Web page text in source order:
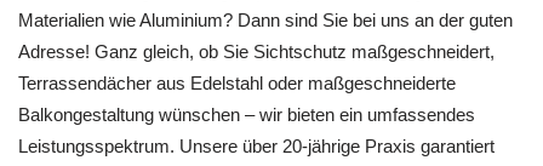
Materialien wie Aluminium? Dann sind Sie bei uns an der guten
Adresse! Ganz gleich, ob Sie Sichtschutz maßgeschneidert,
Terrassendächer aus Edelstahl oder maßgeschneiderte
Balkongestaltung wünschen – wir bieten ein umfassendes
Leistungsspektrum. Unsere über 20-jährige Praxis garantiert